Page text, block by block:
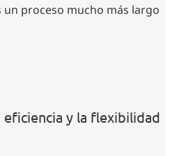
un proceso mucho más largo
eficiencia y la flexibilidad